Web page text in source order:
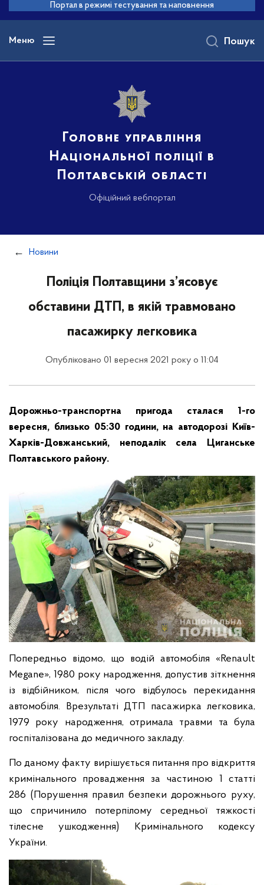
основного
вмісту
Портал в режимі тестування та наповнення
Меню
Головне управління
Національної поліції в
Полтавській області
Офіційний вебпортал
Пошук
Новини
Поліція Полтавщини з’ясовує
обставини ДТП, в якій травмовано
пасажирку легковика
Опубліковано 01 вересня 2021 року о 11:04
Дорожньо-транспортна пригода сталася 1-го
вересня, близько 05:30 години, на автодорозі Київ-
Харків-Довжанський, неподалік села Циганське
Полтавського району.
Попередньо відомо, що водій автомобіля «Renault
Megane», 1980 року народження, допустив зіткнення
із відбійником, після чого відбулось перекидання
автомобіля. Врезультаті ДТП пасажирка легковика,
1979 року народження, отримала травми та була
госпіталізована до медичного закладу.
По даному факту вирішується питання про відкриття
кримінального провадження за частиною 1 статті
286 (Порушення правил безпеки дорожнього руху,
що спричинило потерпілому середньої тяжкості
тілесне ушкодження) Кримінального кодексу
України.